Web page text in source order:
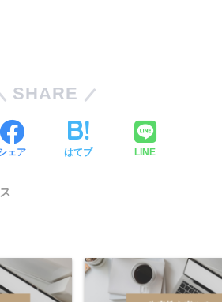
SHARE
ェア はてブ LINE